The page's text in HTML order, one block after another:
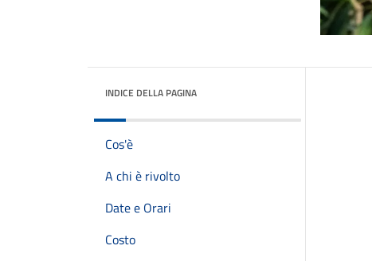
INDICE DELLA PAGINA
Cos'è
A chi è rivolto
Date e Orari
Costo